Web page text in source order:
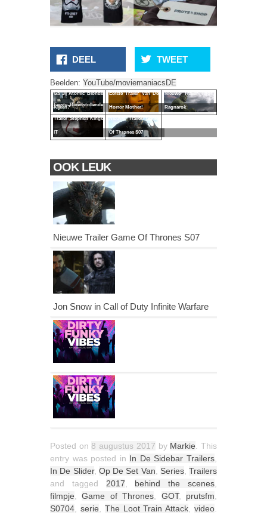
DEEL TWEET
Beelden: YouTube/moviemaniacsDE
Ga Jij Atomic Blonde
Kijken?
Eerste Trailer Van De
Horror Mother!
Nieuwe Trailer Thor:
Ragnarok
Eerste Bloedstollende
Trailer Stephen Kings
IT
Nieuwe Trailer Game
Of Thrones S07
OOK LEUK
Nieuwe Trailer Game Of Thrones S07
Jon Snow in Call of Duty Infinite Warfare
Posted on 8 augustus 2017 by Markie . This
entry was posted in In De Sidebar Trailers
In De Slider, Op De Set Van Series, Trailers
and tagged 2017 behind the scenes
filmpje ,Game of Thrones GOT, prutsfm
S0704
serie The Loot Train Attack ,video